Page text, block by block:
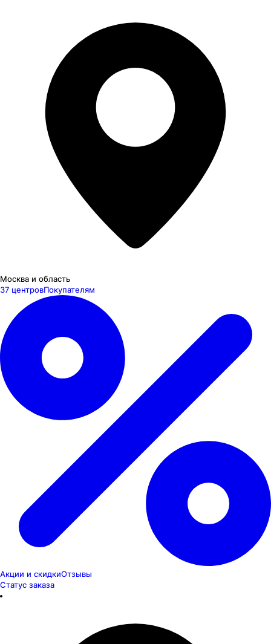
Москва и область
37 центровПокупателям
Акции и скидкиОтзывы
Статус заказа